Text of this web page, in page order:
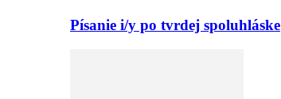
Písanie i/y po tvrdej spoluhláske